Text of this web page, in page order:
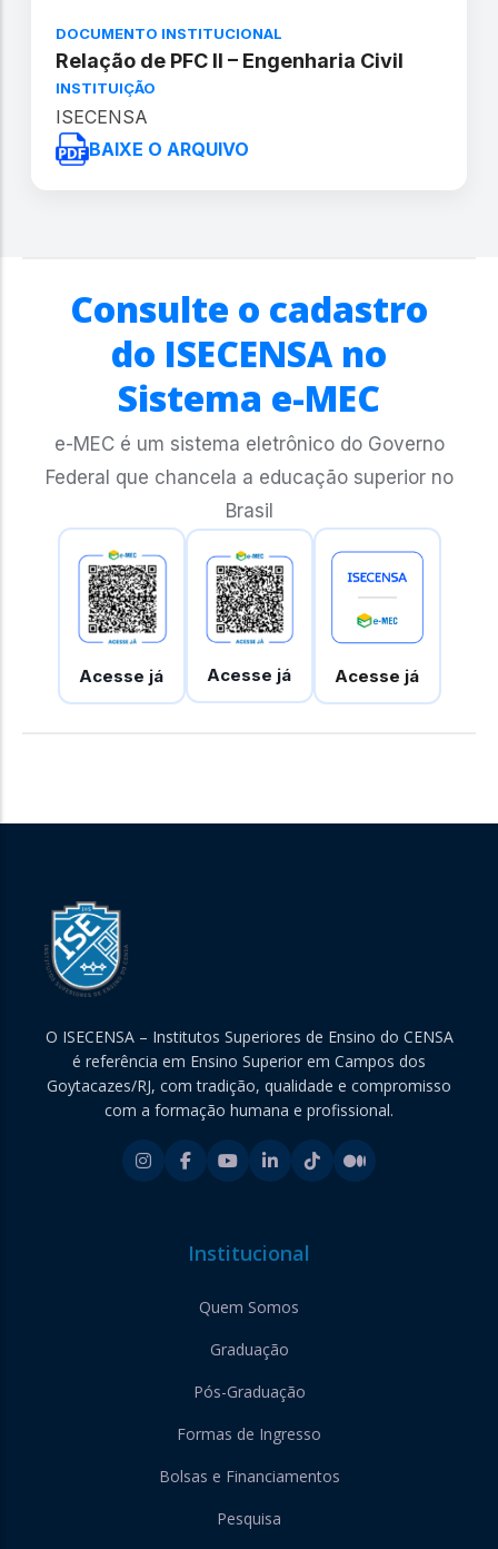
DOCUMENTO INSTITUCIONAL
Relação de PFC II – Engenharia Civil
INSTITUIÇÃO
ISECENSA
BAIXE O ARQUIVO
Consulte o cadastro
do ISECENSA no
Sistema e-MEC
e-MEC é um sistema eletrônico do Governo
Federal que chancela a educação superior no
Brasil
Acesse já Acesse já Acesse já
O ISECENSA – Institutos Superiores de Ensino do CENSA
é referência em Ensino Superior em Campos dos
Goytacazes/RJ, com tradição, qualidade e compromisso
com a formação humana e profissional.
Institucional
Quem Somos
Graduação
Pós-Graduação
Formas de Ingresso
Bolsas e Financiamentos
Pesquisa